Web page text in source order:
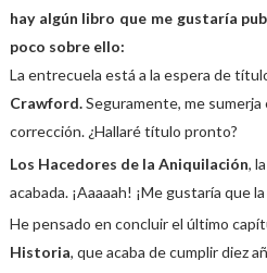
hay algún libro que me gustaría
poco sobre ello:
La entrecuela está a la espera de
Crawford.Seguramente, me
corrección. ¿Hallaré título pronto?
Los Hacedores de la Aniquilación,
acabada. ¡Aaaaah! ¡Me gustaría que
He pensado en concluir el último
Historia, que acaba de cumplir diez